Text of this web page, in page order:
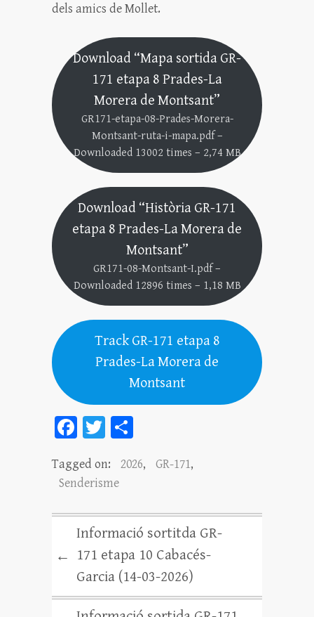
dels amics de Mollet.
Download “Mapa sortida GR-
171 etapa 8 Prades-La
Morera de Montsant”
GR171-etapa-08-Prades-Morera-
Montsant-ruta-i-mapa.pdf –
Downloaded 13002 times – 2,74 MB
Download “Història GR-171
etapa 8 Prades-La Morera de
Montsant”
GR171-08-Montsant-I.pdf –
Downloaded 12896 times – 1,18 MB
Track GR-171 etapa 8
Prades-La Morera de
Montsant
Fa
bo
ok
T
tt
er
m
rt
ei
x
Tagged on: 2026, GR-171,
Senderisme
←
Informació sortitda GR-
171 etapa 10 Cabacés-
Garcia (14-03-2026)